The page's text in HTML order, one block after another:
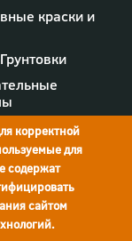
211/4,
на-Дону
краски и
корректной
для
содержат
сайтом